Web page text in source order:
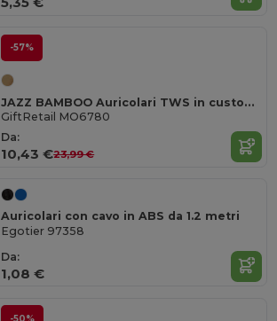
-57%
JAZZ BAMBOO Auricolari TWS in custodia
GiftRetail MO6780
Da:
10,43 €23,99 €
Auricolari con cavo in ABS da 1.2 metri
Egotier 97358
Da:
1,08 €
-50%